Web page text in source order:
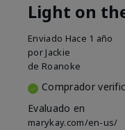
Light on
Enviado Hace 1 año
por Jackie
de Roanoke
Comprador
Evaluado en
marykay.com/en-us/